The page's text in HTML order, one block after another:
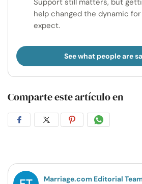
Support still matters, but
help changed the dynamic for
expect.
See what people are
Comparte este artículo en
CompartirCompartirCompartir
Marriage.com Editorial